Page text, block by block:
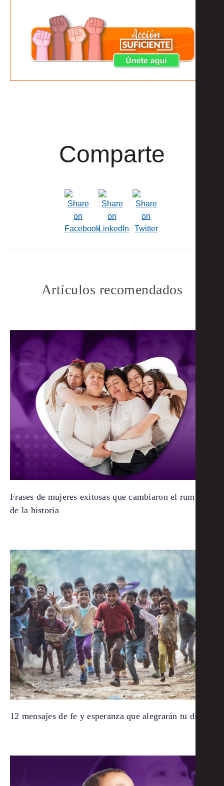
Comparte
Artículos recomendados
Frases de mujeres exitosas que cambiaron el rumbo
de la historia
12 mensajes de fe y esperanza que alegrarán tu día